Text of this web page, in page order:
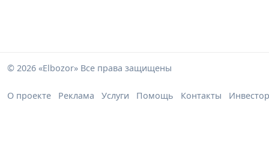
© 2026 «Elbozor» Все права защищены
О проекте Реклама Услуги Помощь Контакты